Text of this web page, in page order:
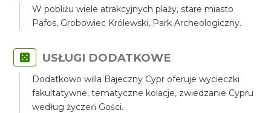
W pobliżu wiele atrakcyjnych plaży, stare miasto
Pafos, Grobowiec Królewski, Park Archeologiczny.
USŁUGI DODATKOWE
Dodatkowo willa Bajeczny Cypr oferuje wycieczki
fakultatywne, tematyczne kolacje, zwiedzanie Cypru
według życzeń Gości.